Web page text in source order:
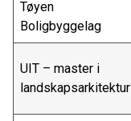
Tøyen
Boligbyggelag
UIT – master i
landskapsarkitektur